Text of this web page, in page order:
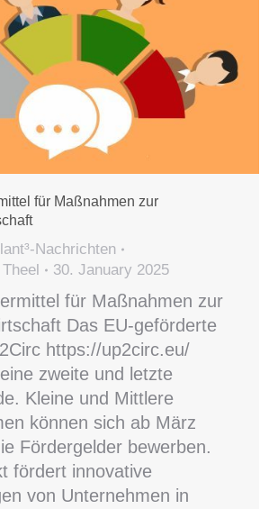
für Maßnahmen zur
Nachrichten
30. January 2025
für Maßnahmen zur
Das EU-geförderte
https://up2circ.eu/
zweite und letzte
Kleine und Mittlere
können sich ab März
Fördergelder bewerben.
fördert innovative
von Unternehmen in